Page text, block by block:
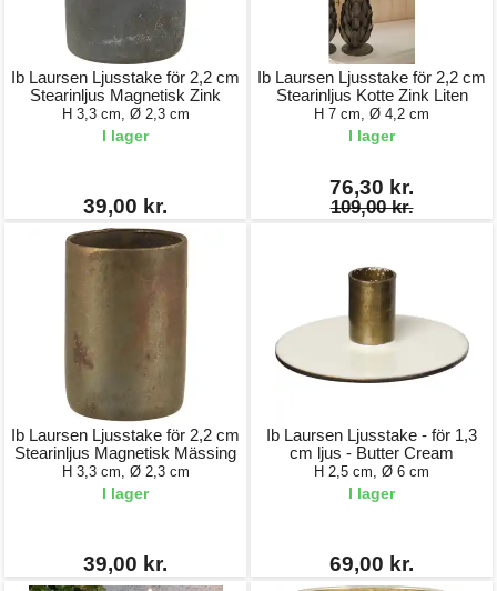
Ib Laursen Ljusstake för 2,2 cm
Stearinljus Magnetisk Zink
H 3,3 cm, Ø 2,3 cm
I lager
39,00 kr.
Ib Laursen Ljusstake för 2,2 cm
Stearinljus Kotte Zink Liten
H 7 cm, Ø 4,2 cm
I lager
76,30 kr.
109,00 kr.
Ib Laursen Ljusstake för 2,2 cm
Stearinljus Magnetisk Mässing
H 3,3 cm, Ø 2,3 cm
I lager
39,00 kr.
Ib Laursen Ljusstake - för 1,3
cm ljus - Butter Cream
H 2,5 cm, Ø 6 cm
I lager
69,00 kr.